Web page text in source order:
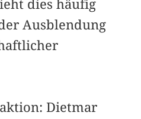
dies häufig
Ausblendung
Dietmar